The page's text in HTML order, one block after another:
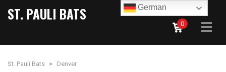
ST. PAULI BATS
0
St. Pauli Bats > Denver
German